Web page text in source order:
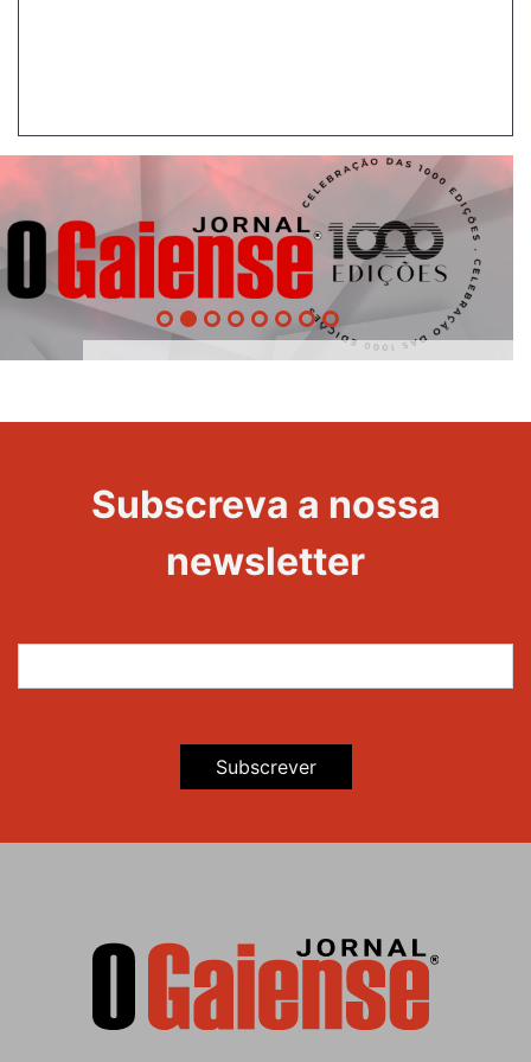
Evento
Subscreva a nossa
newsletter
Subscrever